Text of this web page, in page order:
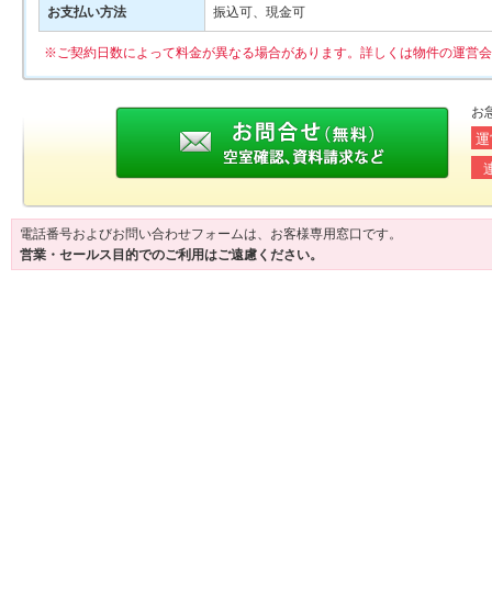
お支払い方法 振込可、現金可
※ご契約日数によって料金が異なる場合があります。詳しくは物件の運営
お
電話番号およびお問い合わせフォームは、お客様専用窓口です。
営業・セールス目的でのご利用はご遠慮ください。